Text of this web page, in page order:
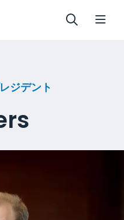
ジデント